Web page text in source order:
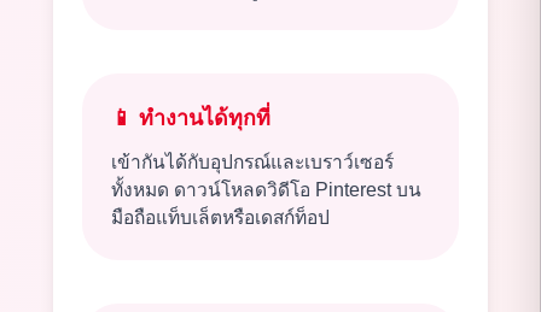
📱 ทำงานได้ทุกที่
เข้ากันได้กับอุปกรณ์และเบราว์เซอร์
ทั้งหมด ดาวน์โหลดวิดีโอ Pinterest บน
มือถือแท็บเล็ตหรือเดสก์ท็อป